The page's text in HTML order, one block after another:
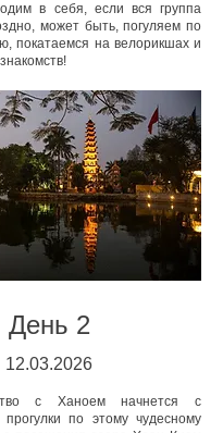
в себя, если вся группа
может быть, погуляем по
покатаемся на велорикшах и
День 2
12.03.2026
с Ханоем начнется с
по этому чудесному